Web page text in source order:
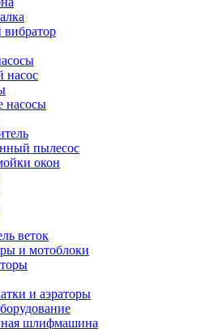
насос
насосы
пылесос
окон
веток
и мотоблоки
и аэраторы
шлифмашина